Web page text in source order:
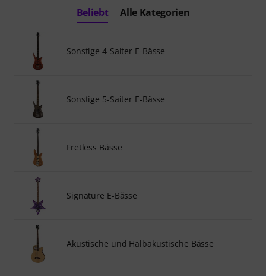
Beliebt Alle Kategorien
Sonstige 4-Saiter E-Bässe
Sonstige 5-Saiter E-Bässe
Fretless Bässe
Signature E-Bässe
Akustische und Halbakustische Bässe